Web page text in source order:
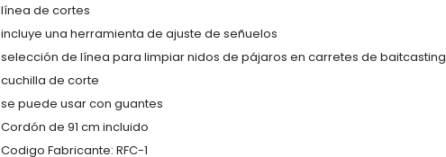
línea de cortes
incluye una herramienta de ajuste de señuelos
selección de línea para limpiar nidos de pájaros en carretes de baitcasting
cuchilla de corte
se puede usar con guantes
Cordón de 91 cm incluido
Codigo Fabricante: RFC-1